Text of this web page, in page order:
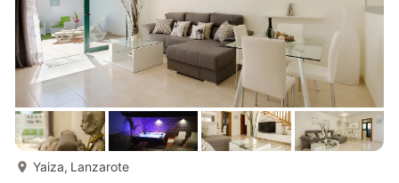
Yaiza, Lanzarote